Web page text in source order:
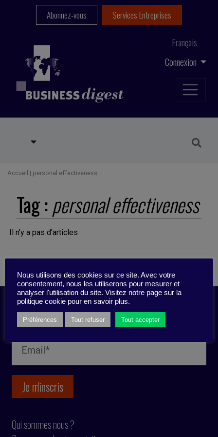
Connexion
Français
Abonnez-vous Services Entreprises
Accueil | personal effectiveness
Tag :personal effectiveness
Il n'y a pas d'articles
Inscription newsletter
Qui sommes nous ?
Nous utilisons des cookies sur ce site. Avec votre
consentement, nous les utiliserons pour mesurer et
analyser l'utilisation du site. Visitez notre page sur la
politique cookie pour en savoir plus.
Préférences Tout refuser Tout accepter